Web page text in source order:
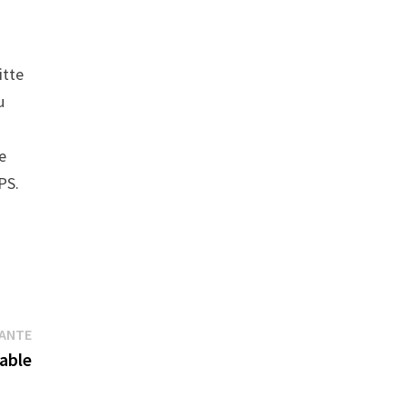
Publication
suivante :